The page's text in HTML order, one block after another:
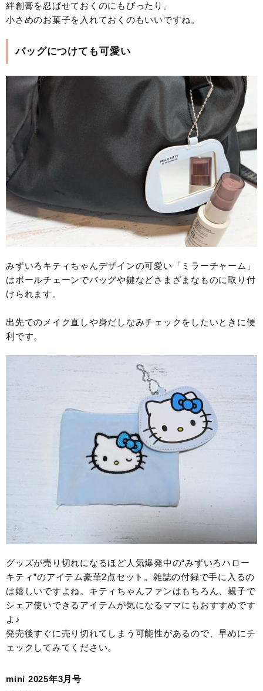
絆創膏を忍ばせておくのにもぴったり。
小さめのお菓子を入れておくのもいいですね。
バッグにつけても可愛い
みずいろキティちゃんデザインの可愛い「ミラーチャーム」
はボールチェーンでバッグや鍵などさまざまなものに取り付
けられます。
出先でのメイク直しや身だしなみチェックをしたいときに便
利です。
グッズが売り切れになるほど人気爆発中の“みずいろハロー
キティ”のアイテム豪華2点セット。雑誌の付録で手に入るの
は嬉しいですよね。キティちゃんファンはもちろん、親子で
シェア使いできるアイテムが気になるママにもおすすめです
よ♪
発売後すぐに売り切れてしまう可能性があるので、早めにチ
ェックしてみてください。
mini 2025年3月号